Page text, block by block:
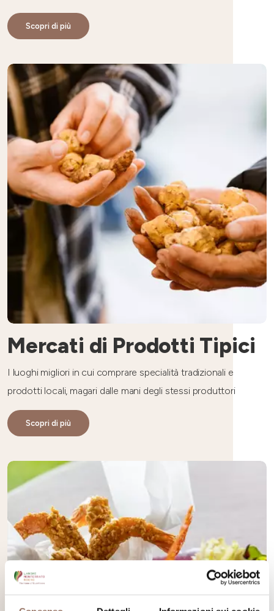
Scopri di più
Mercati di Prodotti Tipici
I luoghi migliori in cui comprare specialità tradizionali e
prodotti locali, magari dalle mani degli stessi produttori
Scopri di più